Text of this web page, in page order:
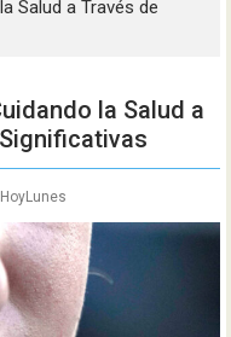
Salud a Través de
la Salud a